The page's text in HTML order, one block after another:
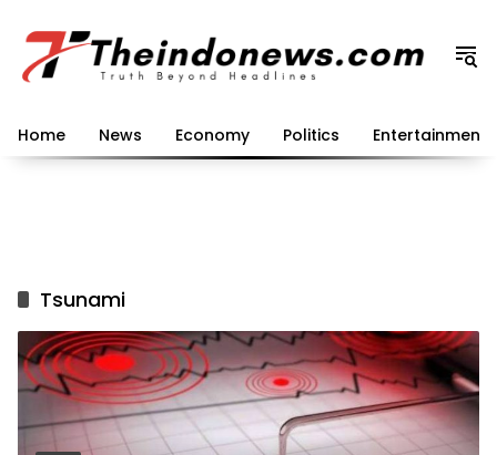
konten
Home News Economy Politics Entertainment
Tsunami